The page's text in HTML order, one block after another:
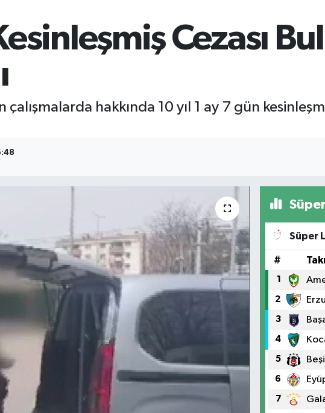
Cezası
hakkında 10 yıl 1 ay 7 gün
Süper
#
1
2
3
4
5
6
7